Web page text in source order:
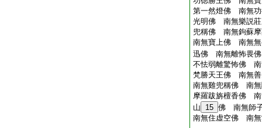
第一然燈佛 南無
光明佛 南無樂説
兜稱佛 南無鉤蘇
南無寶上佛 南無
迅佛 南無離怖畏
不怯弱離驚怖佛
梵勝天王佛 南無
南無雞兜稱佛 南
摩羅跋旃檀香佛
山
15 佛 南無師
南無住虚空佛 南